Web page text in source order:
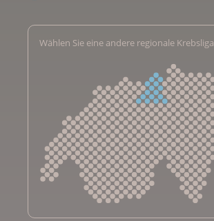
Wählen Sie eine andere regionale Krebsliga